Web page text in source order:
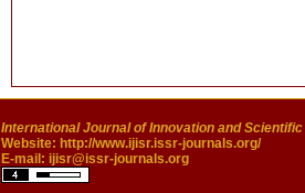
International Journal of Innovation and
Website: http://www.ijisr.issr-journals.org/
E-mail: ijisr@issr-journals.org